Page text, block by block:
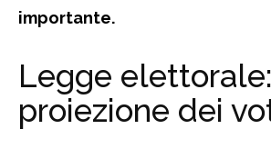
importante.
Legge
proiezione dei